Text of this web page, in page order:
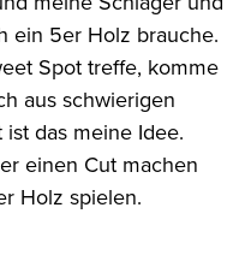
ein 5er Holz brauche.
Spot treffe, komme
aus schwierigen
das meine Idee.
einen Cut machen
Holz spielen.